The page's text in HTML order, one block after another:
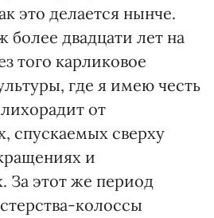
это делается нынче.
более двадцати лет на
того карликовое
где я имею честь
от
спускаемых сверху
и
За этот же период
колоссы